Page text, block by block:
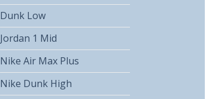
Dunk Low
Jordan 1 Mid
Nike Air Max Plus
Nike Dunk High